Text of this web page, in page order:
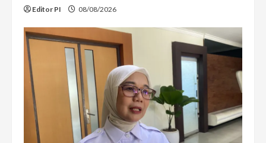
Editor PI 08/08/2026